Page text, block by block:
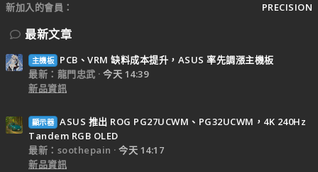
新加入的會員
PRECISION
最新文章
主機板
PCB、VRM 缺料成本提升，ASUS 率先調漲主機板
最新：龍門忠武
今天 14:39
新品資訊
顯示器 ASUS 推出 ROG PG27UCWM、PG32UCWM，4K 240Hz
Tandem RGB OLED
最新：soothepain
今天 14:17
新品資訊